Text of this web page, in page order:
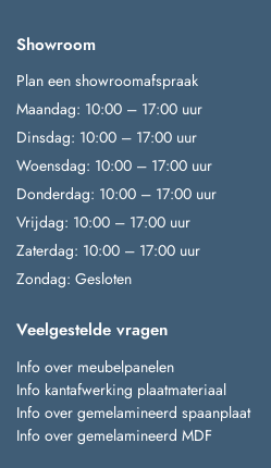
Showroom
Plan een showroomafspraak
Maandag: 10:00 – 17:00 uur
Dinsdag: 10:00 – 17:00 uur
Woensdag: 10:00 – 17:00 uur
Donderdag: 10:00 – 17:00 uur
Vrijdag: 10:00 – 17:00 uur
Zaterdag: 10:00 – 17:00 uur
Zondag: Gesloten
Veelgestelde vragen
Info over meubelpanelen
Info kantafwerking plaatmateriaal
Info over gemelamineerd spaanplaat
Info over gemelamineerd MDF